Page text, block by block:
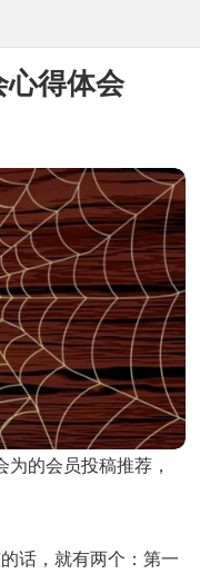
心得体会
为的会员投稿推荐，
话，就有两个：第一